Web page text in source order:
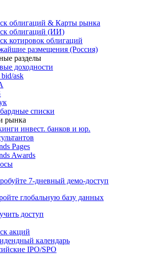
облигаций & Карты рынка
облигаций (ИИ)
котировок облигаций
размещения (Россия)
разделы
доходности
bid/ask
списки
рынка
инвест. банков и юр.
Pages
Awards
7-дневный демо-доступ
глобальную базу данных
доступ
акций
календарь
IPO/SPO